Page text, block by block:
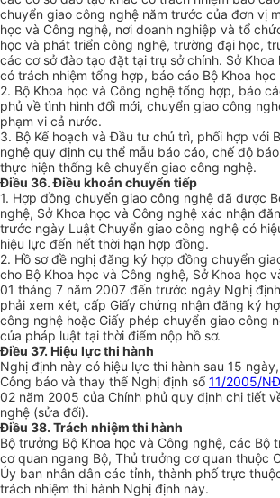
chuyển giao công nghệ năm trước của đơn vị
học và Công nghệ, nơi doanh nghiệp và tổ
học và phát triển công nghệ, trường đại học,
các cơ sở đào tạo đặt tại trụ sở chính. Sở Khoa
có trách nhiệm tổng hợp, báo cáo Bộ Khoa
2. Bộ Khoa học và Công nghệ tổng hợp, báo
phủ về tình hình đổi mới, chuyển giao công
phạm vi cả nước.
3. Bộ Kế hoạch và Đầu tư chủ trì, phối hợp với
nghệ quy định cụ thể mẫu báo cáo, chế độ
thực hiện thống kê chuyển giao công nghệ.
Điều 36. Điều khoản chuyển tiếp
1. Hợp đồng chuyển giao công nghệ đã được
nghệ, Sở Khoa học và Công nghệ xác nhận
trước ngày Luật Chuyển giao công nghệ có
hiệu lực đến hết thời hạn hợp đồng.
2. Hồ sơ đề nghị đăng ký hợp đồng chuyển
cho Bộ Khoa học và Công nghệ, Sở Khoa học
01 tháng 7 năm 2007 đến trước ngày Nghị
phải xem xét, cấp Giấy chứng nhận đăng ký
công nghệ hoặc Giấy phép chuyển giao công
của pháp luật tại thời điểm nộp hồ sơ.
Điều 37. Hiệu lực thi hành
Nghị định này có hiệu lực thi hành sau 15
Công báo và thay thế Nghị định số11/2005/
02 năm 2005 của Chính phủ quy định chi tiết
nghệ (sửa đổi).
Điều 38. Trách nhiệm thi hành
Bộ trưởng Bộ Khoa học và Công nghệ, các Bộ
cơ quan ngang Bộ, Thủ trưởng cơ quan thuộc
Ủy ban nhân dân các tỉnh, thành phố trực
trách nhiệm thi hành Nghị định này.